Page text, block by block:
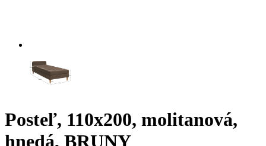
Posteľ, 110x200, molitanová,
hnedá, BRUNY